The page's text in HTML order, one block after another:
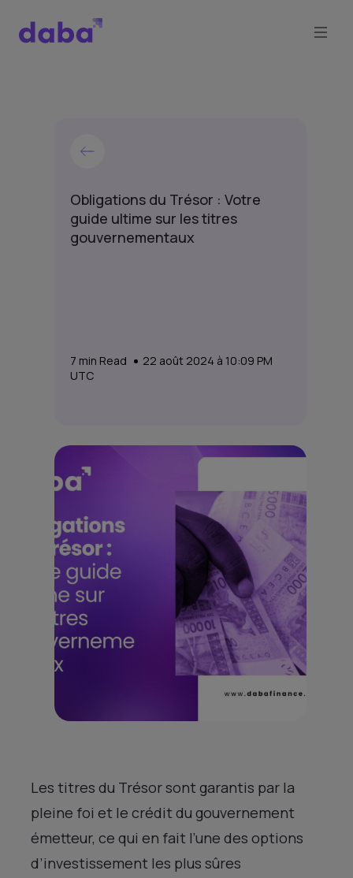
Obligations du Trésor : Votre
guide ultime sur les titres
gouvernementaux
7 min Read
22 août 2024 à 10:09 PM
UTC
Les titres du Trésor sont garantis par la
pleine foi et le crédit du gouvernement
émetteur, ce qui en fait l’une des options
d’investissement les plus sûres